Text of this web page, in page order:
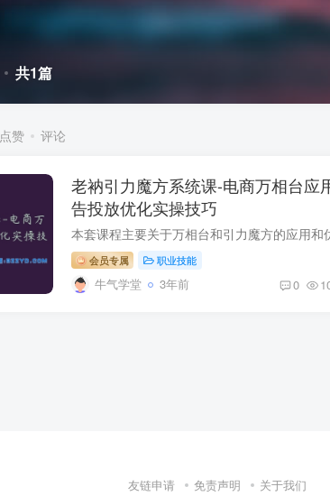
共1篇
点赞 评论
老衲引力魔方系统课-电商万相台应
告投放优化实操技巧
会员专属 职业技能
牛气学堂 3年前 0
友链申请 免责声明 关于我们